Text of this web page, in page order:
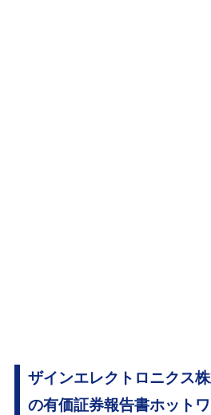
ザインエレクトロニクス
の有価証券報告書ホット